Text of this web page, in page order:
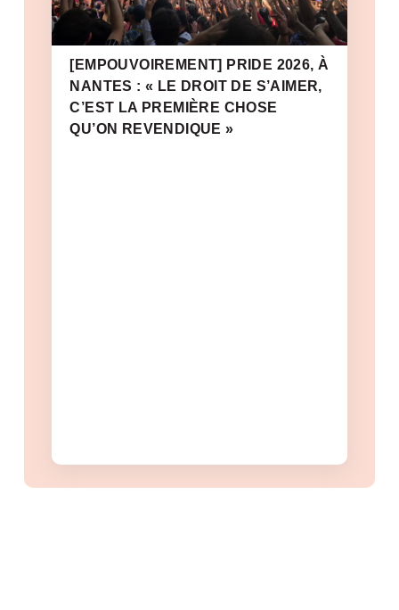
[EMPOUVOIREMENT] PRIDE 2026, À
NANTES : « LE DROIT DE S’AIMER,
C’EST LA PREMIÈRE CHOSE
QU’ON REVENDIQUE »